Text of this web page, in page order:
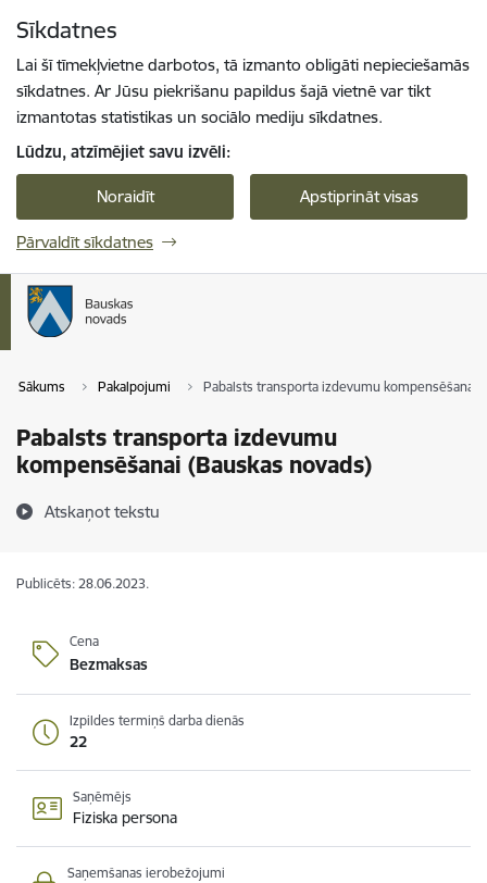
Sīkdatnes
Lai šī tīmekļvietne darbotos, tā izmanto obligāti nepieciešamās
sīkdatnes. Ar Jūsu piekrišanu papildus šajā vietnē var tikt
izmantotas statistikas un sociālo mediju sīkdatnes.
Lūdzu, atzīmējiet savu izvēli:
Noraidīt Apstiprināt visas
Pārvaldīt sīkdatnes
Sākums Pakalpojumi Pabalsts transporta izdevumu kompensēšanai
Pabalsts transporta izdevumu
kompensēšanai (Bauskas novads)
Atskaņot tekstu
Publicēts: 28.06.2023.
Cena
Bezmaksas
Izpildes termiņš darba dienās
22
Saņēmējs
Fiziska persona
Saņemšanas ierobežojumi